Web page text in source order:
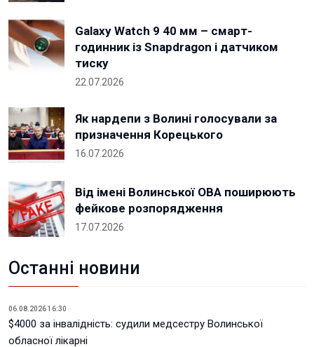
Galaxy Watch 9 40 мм – смарт-
годинник із Snapdragon і датчиком
тиску
22.07.2026
Як нардепи з Волині голосували за
призначення Корецького
16.07.2026
Від імені Волинської ОВА поширюють
фейкове розпорядження
17.07.2026
Останні новини
06.08.2026 16:30
$4000 за інвалідність: судили медсестру Волинської
обласної лікарні